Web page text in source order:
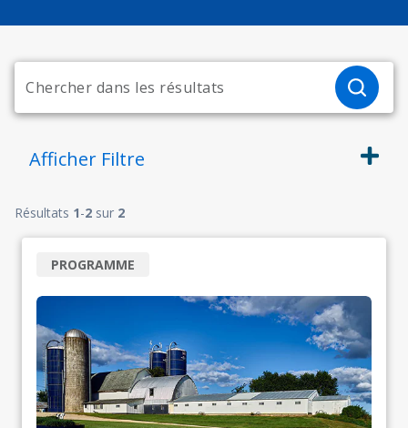
Afficher Filtre
Résultats 1-2 sur 2
PROGRAMME